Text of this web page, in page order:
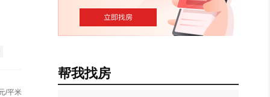
/平米
帮我找房